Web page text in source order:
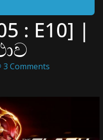
: E10] |
3 Comments